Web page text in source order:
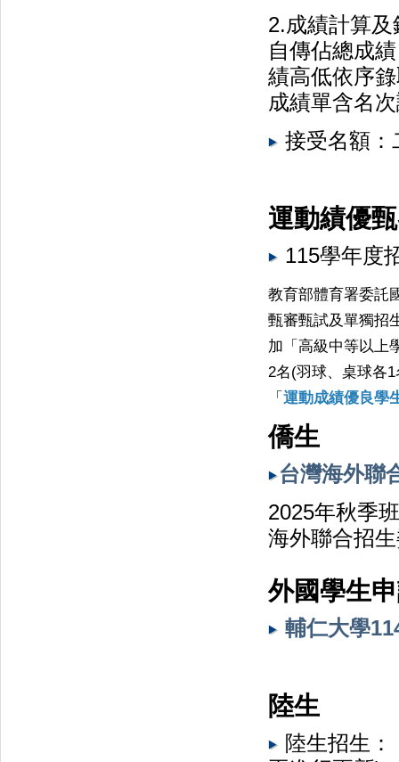
2.成績計算
自傳佔總成
績高低依序
成績單含名
接受名額：
運動績優
115學年度
教育部體育署委託
甄審甄試及單獨招
加「高級中等以上
2名(羽球、桌球各
「 運動成績優良學
僑生
台灣海外聯
2025年秋季
海外聯合招
外國學生
輔仁大學
陸生
陸生招生